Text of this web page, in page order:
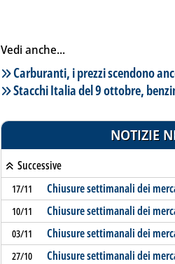
Vedi anche...
Lista notizie correlate
Carburanti, i prezzi scendono
Stacchi Italia del 9 ottobre,
NOTIZIE
Successive
17/11 Chiusure settimanali dei
10/11 Chiusure settimanali dei
03/11 Chiusure settimanali dei
27/10 Chiusure settimanali dei